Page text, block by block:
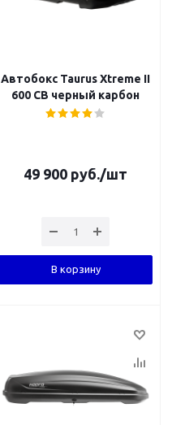
Автобокс Taurus Xtreme II
600 CB черный карбон
49 900 руб./шт
В корзину